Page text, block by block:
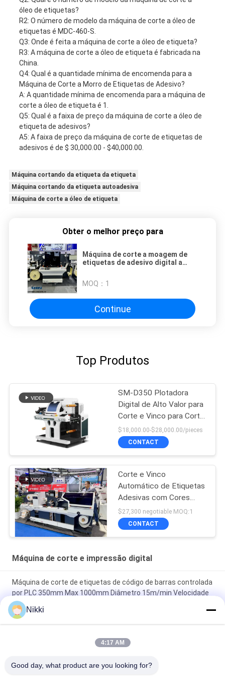
óleo de etiquetas?
R2: O número de modelo da máquina de corte a óleo de
etiquetas é MDC-460-S.
Q3: Onde é feita a máquina de corte a óleo de etiqueta?
R3: A máquina de corte a óleo de etiqueta é fabricada na
China.
Q4: Qual é a quantidade mínima de encomenda para a
Máquina de Corte a Morro de Etiquetas de Adesivo?
A: A quantidade mínima de encomenda para a máquina de
corte a óleo de etiqueta é 1.
Q5: Qual é a faixa de preço da máquina de corte a óleo de
etiqueta de adesivos?
A5: A faixa de preço da máquina de corte de etiquetas de
adesivos é de $ 30,000.00 - $40,000.00.
Máquina cortando da etiqueta da etiqueta
Máquina cortando da etiqueta autoadesiva
Máquina de corte a óleo de etiqueta
Obter o melhor preço para
Máquina de corte a moagem de
etiquetas de adesivo digital a
MOQ： 1
Continue
Top Produtos
SM-D350 Plotadora
Digital de Alto Valor para
Corte e Vinco para Corte
de Etiquetas
$18,000.00-$28,000.00/pieces
CONTACT
Corte e Vinco
Automático de Etiquetas
Adesivas com Cores
Pantone em Oitenta Por
Cento de Cobertura
$27,300 negotiable MOQ:1
CONTACT
Máquina de corte e impressão digital
Máquina de corte de etiquetas de código de barras controlada
por PLC 350mm Max 1000mm Diâmetro 15m/min Velocidade
8kw Potência
400m/min Velocidade máxima de corte por die fabricante de
etiquetas de adesivos para alta precisão e eficiência
controle PLC
Nikki
4:17 AM
Good day, what product are you looking for?